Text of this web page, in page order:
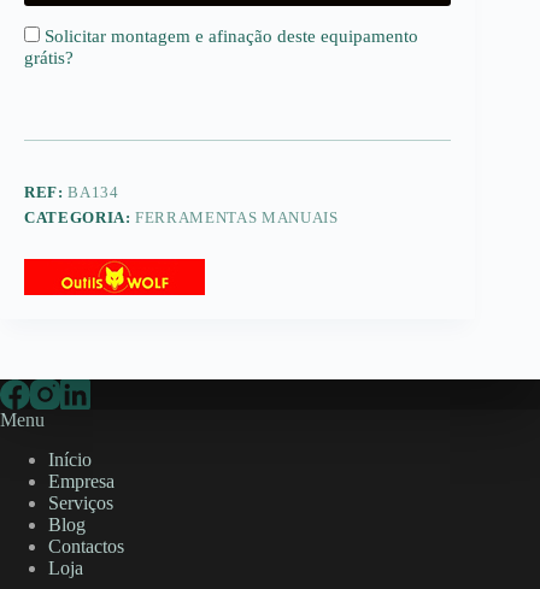
Solicitar montagem e afinação deste equipamento
grátis?
REF:BA134
CATEGORIA:FERRAMENTAS MANUAIS
Menu
Início
Empresa
Serviços
Blog
Contactos
Loja